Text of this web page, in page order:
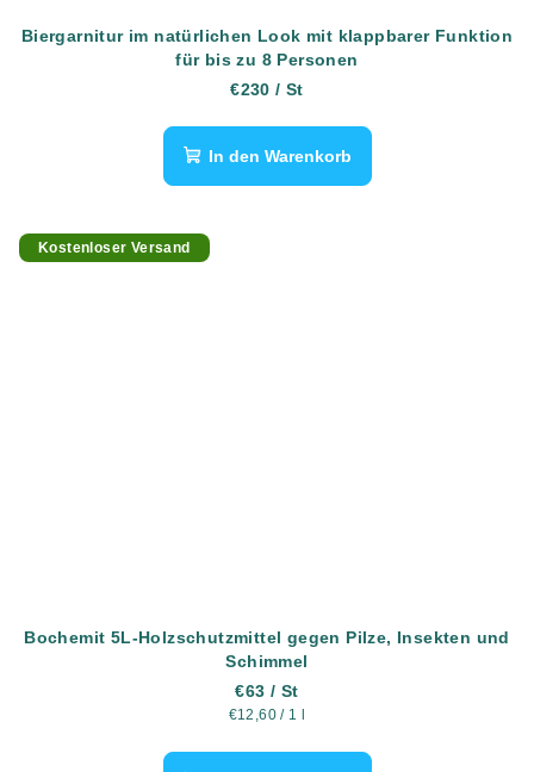
Biergarnitur im natürlichen Look mit klappbarer Funktion
für bis zu 8 Personen
€230/ St
In den Warenkorb
Kostenloser Versand
Bochemit 5L-Holzschutzmittel gegen Pilze, Insekten und
Schimmel
€63 / St
Verkaufspreis:
€12,60 / 1 l